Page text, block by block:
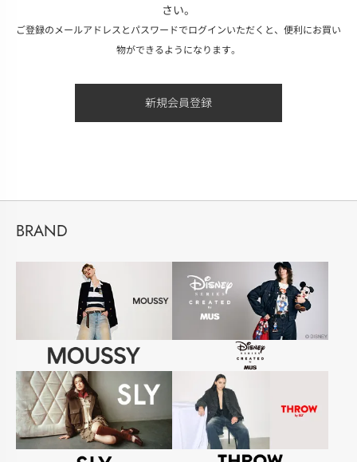
さい。
ご登録のメールアドレスとパスワードでログインいただくと、便利にお買い
物ができるようになります。
BRAND